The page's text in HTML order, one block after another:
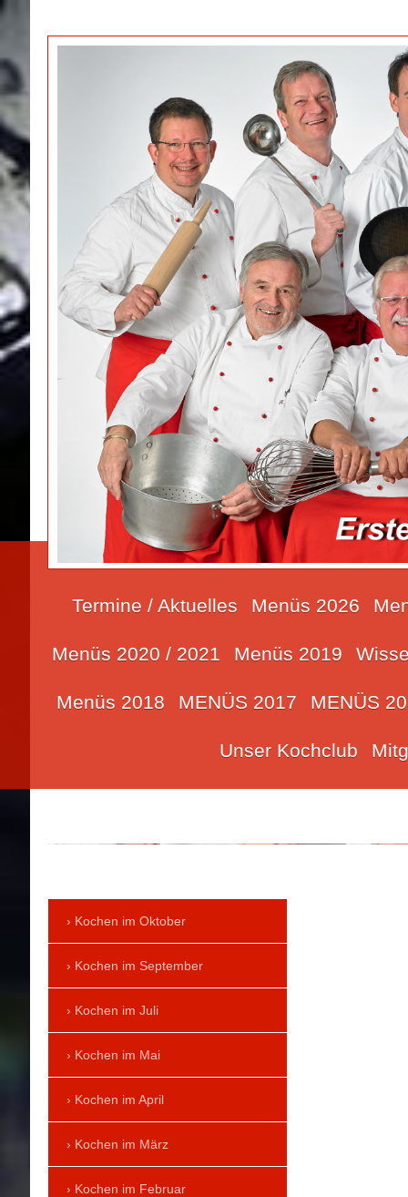
Termine / Aktuelles Menüs 2026
Menüs 2020 / 2021 Menüs 2019
Menüs 2018 MENÜS 2017 MENÜS
Unser Kochclub
Kochen im Oktober
Kochen im September
Kochen im Juli
Kochen im Mai
Kochen im April
Kochen im März
Kochen im Februar